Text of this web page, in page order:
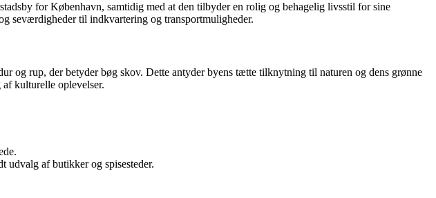
for København, samtidig med at den tilbyder en rolig og behagelig livsstil for sine
seværdigheder til indkvartering og transportmuligheder.
og rup, der betyder bøg skov. Dette antyder byens tætte tilknytning til naturen og dens grønne
kulturelle oplevelser.
udvalg af butikker og spisesteder.